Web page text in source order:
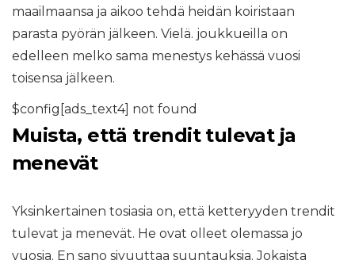
maailmaansa ja aikoo tehdä heidän koiristaan ​​
parasta pyörän jälkeen. Vielä. joukkueilla on
edelleen melko sama menestys kehässä vuosi
toisensa jälkeen.
$config[ads_text4] not found
Muista, että trendit tulevat ja
menevät
Yksinkertainen tosiasia on, että ketteryyden trendit
tulevat ja menevät. He ovat olleet olemassa jo
vuosia. En sano sivuuttaa suuntauksia. Jokaista